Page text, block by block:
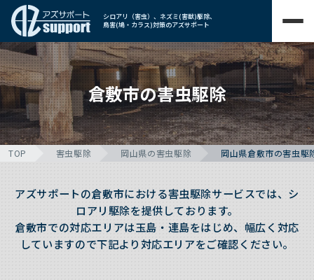
シロアリ（害虫）、ネズミ(害獣)駆除、
鳥害(鳩・カラス)対策のアズサポート
倉敷市の害虫駆除
TOP 害虫駆除 岡山県の害虫駆除 岡山県倉敷市の害虫駆
アズサポートの倉敷市における害虫駆除サービスでは、シ
ロアリ駆除を提供しております。
倉敷市での対応エリアは玉島・連島をはじめ、幅広く対応
していますので下記より対応エリアをご確認ください。